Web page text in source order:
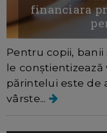
financiara
Pentru copii,
le conștientizează
părintelui este de
vârste...